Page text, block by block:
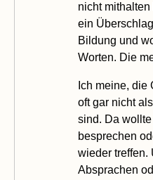
nicht
ein
Bildung und
Worten. Die
Ich meine, die
oft gar nicht
sind. Da
besprechen
wieder treffen.
Absprachen